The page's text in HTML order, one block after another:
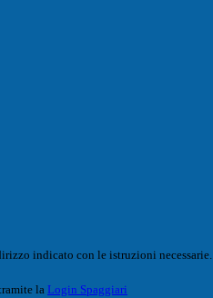
indicato con le istruzioni necessarie.
la Login Spaggiari